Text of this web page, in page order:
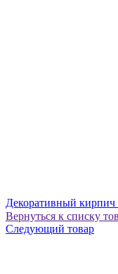
Декоративный
Вернуться к списку
Следующий товар